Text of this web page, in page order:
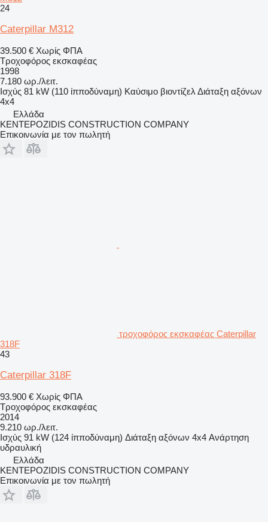
24
Caterpillar M312
39.500 € Χωρίς ΦΠΑ
Τροχοφόρος εκσκαφέας
1998
7.180 ωρ./λειτ.
Ισχύς 81 kW (110 ίπποδύναμη) Καύσιμο βιοντίζελ Διάταξη αξόνων
4x4
Ελλάδα
KENTEPOZIDIS CONSTRUCTION COMPANY
Επικοινωνία με τον πωλητή
τροχοφόρος εκσκαφέας Caterpillar
318F
43
Caterpillar 318F
93.900 € Χωρίς ΦΠΑ
Τροχοφόρος εκσκαφέας
2014
9.210 ωρ./λειτ.
Ισχύς 91 kW (124 ίπποδύναμη) Διάταξη αξόνων 4x4 Ανάρτηση
υδραυλική
Ελλάδα
KENTEPOZIDIS CONSTRUCTION COMPANY
Επικοινωνία με τον πωλητή